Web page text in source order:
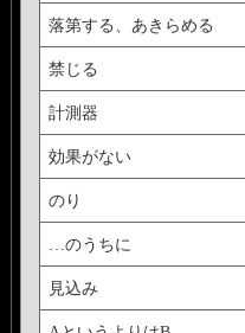
落第する、あきらめる
禁じる
計測器
効果がない
のり
…のうちに
見込み